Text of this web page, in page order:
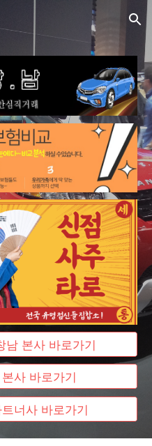
Skip to navigation
남 본사 바로가기
사 바로가기
너사 바로가기